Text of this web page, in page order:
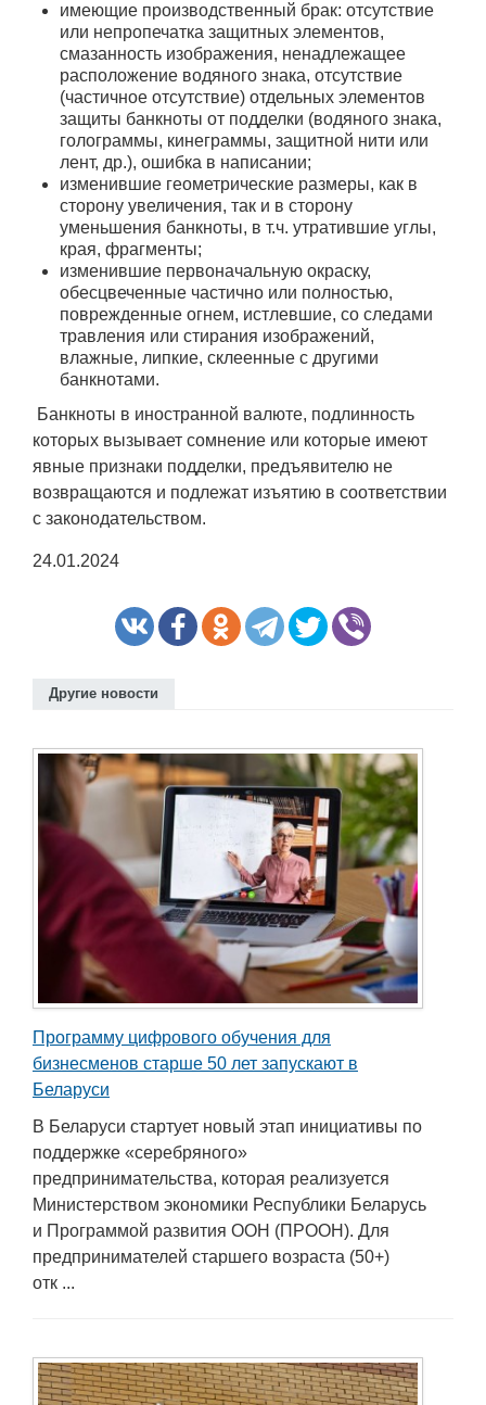
имеющие производственный брак: отсутствие
или непропечатка защитных элементов,
смазанность изображения, ненадлежащее
расположение водяного знака, отсутствие
(частичное отсутствие) отдельных элементов
защиты банкноты от подделки (водяного знака,
голограммы, кинеграммы, защитной нити или
лент, др.), ошибка в написании;
изменившие геометрические размеры, как в
сторону увеличения, так и в сторону
уменьшения банкноты, в т.ч. утратившие углы,
края, фрагменты;
изменившие первоначальную окраску,
обесцвеченные частично или полностью,
поврежденные огнем, истлевшие, со следами
травления или стирания изображений,
влажные, липкие, склеенные с другими
банкнотами.
Банкноты в иностранной валюте, подлинность
которых вызывает сомнение или которые имеют
явные признаки подделки, предъявителю не
возвращаются и подлежат изъятию в соответствии
с законодательством.
24.01.2024
Другие новости
Программу цифрового обучения для
бизнесменов старше 50 лет запускают в
Беларуси
В Беларуси стартует новый этап инициативы по
поддержке «серебряного»
предпринимательства, которая реализуется
Министерством экономики Республики Беларусь
и Программой развития ООН (ПРООН). Для
предпринимателей старшего возраста (50+)
отк ...